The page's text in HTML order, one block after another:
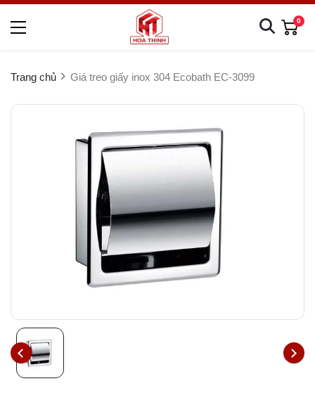
0
Trang chủ Giá treo giấy inox 304 Ecobath EC-3099